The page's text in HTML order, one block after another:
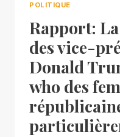
POLITIQUE
Rapport:
des vice-
Donald
who des